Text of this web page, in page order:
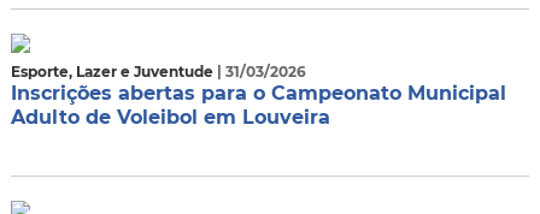
Esporte, Lazer e Juventude | 31/03/2026
Inscrições abertas para o Campeonato Municipal
Adulto de Voleibol em Louveira